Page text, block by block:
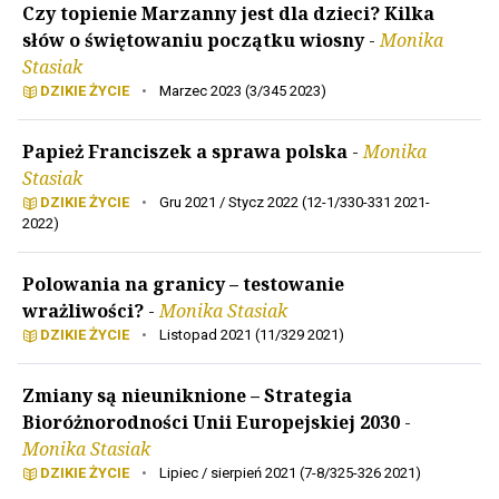
Czy topienie Marzanny jest dla dzieci? Kilka
słów o świętowaniu początku wiosny-Monika
Stasiak
DZIKIE ŻYCIE • Marzec 2023 (3/345 2023)
Papież Franciszek a sprawa polska -Monika
Stasiak
DZIKIE ŻYCIE •
Gru 2021 / Stycz 2022 (12-1/330-331 2021-
2022)
Polowania na granicy – testowanie
wrażliwości? -Monika Stasiak
DZIKIE ŻYCIE • Listopad 2021 (11/329 2021)
Zmiany są nieuniknione – Strategia
Bioróżnorodności Unii Europejskiej 2030 -
Monika Stasiak
DZIKIE ŻYCIE • Lipiec / sierpień 2021 (7-8/325-326 2021)